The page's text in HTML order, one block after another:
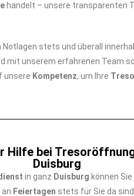
handelt – unsere transparenten
Notlagen stets und überall
mit unserem erfahrenen Team
unsere Kompetenz, um Ihre
Hilfe bei
Duisburg
in ganz Duisburg können
an Feiertagen stets für Sie da